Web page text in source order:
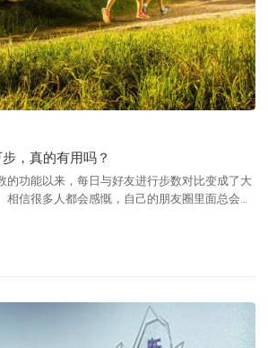
，真的有用吗？
的功能以来，每日与好友进行步数对比变成了大
有
有益吗？和短时间的快走相比，哪一种运动方